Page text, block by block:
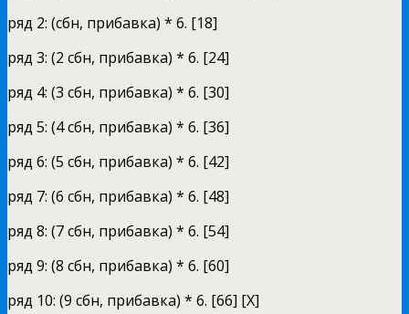
ряд 2: (сбн, прибавка) * 6. [18]
ряд 3: (2 сбн, прибавка) * 6. [24]
ряд 4: (3 сбн, прибавка) * 6. [30]
ряд 5: (4 сбн, прибавка) * 6. [36]
ряд 6: (5 сбн, прибавка) * 6. [42]
ряд 7: (6 сбн, прибавка) * 6. [48]
ряд 8: (7 сбн, прибавка) * 6. [54]
ряд 9: (8 сбн, прибавка) * 6. [60]
ряд 10: (9 сбн, прибавка) * 6. [66] [X]